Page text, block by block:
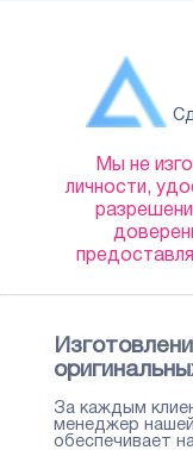
Мы не
личности,
За каждым
менеджер
обеспечивает